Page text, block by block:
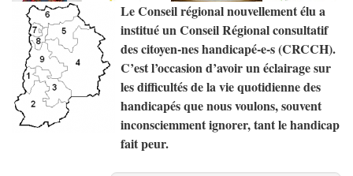
Le Conseil régional nouvellement élu a
institué unConseil Régional consultatif
des citoyen-nes handicapé-e-s(CRCCH).
C’est l’occasion d’avoir un éclairage sur
les difficultés de la vie quotidienne des
handicapés que nous voulons, souvent
inconsciemment ignorer, tant le handicap
fait peur.